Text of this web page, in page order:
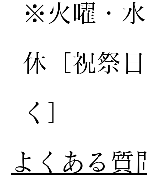
※火曜・
休［祝祭
く］
よくある質